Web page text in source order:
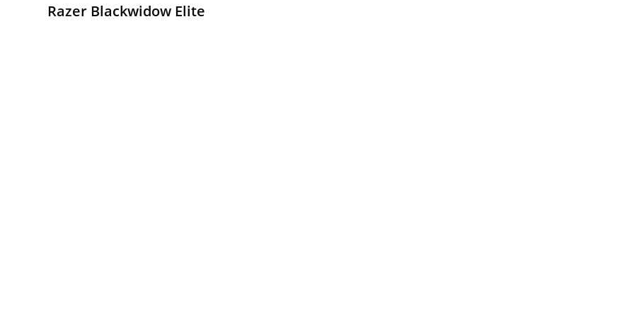
Razer Blackwidow Elite